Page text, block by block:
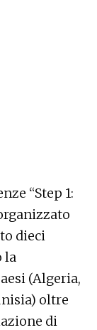
“Step 1:
dieci
la
(Algeria,
oltre
di